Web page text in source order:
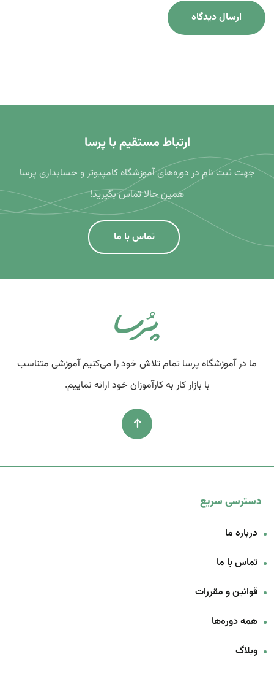
ارتباط مستقیم با پرسا
جهت ثبت نام در دوره‌های آموزشگاه کامپیوتر و حسابداری پرسا
همین حالا تماس بگیرید!
تماس با ما
ما در آموزشگاه پرسا تمام تلاش خود را می‌کنیم آموزشی متناسب
با بازار کار به کارآموزان خود ارائه نماییم.
دسترسی سریع
درباره ما
تماس با ما
قوانین و مقررات
همه دوره‌ها
وبلاگ